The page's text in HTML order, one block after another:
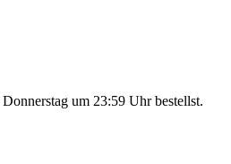
Donnerstag um 23:59 Uhrbestellst.